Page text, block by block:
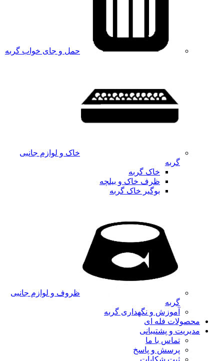
حمل و جای خواب گربه
خاک و لوازم جانبی
گربه
خاک گربه
ظرف خاک و بیلچه
بوگیر خاک گربه
ظروف و لوازم جانبی
گربه
آموزش و نگهداری گربه
محصولات فله ای
مدیریت و پشتیبانی
تماس با ما
پرسش و پاسخ
ثبت شکایات